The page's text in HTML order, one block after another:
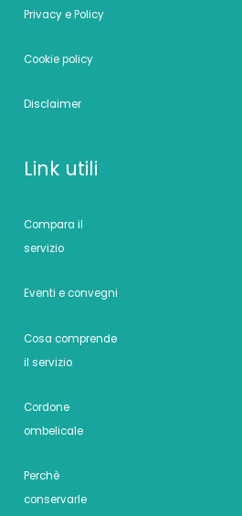
Privacy e Policy
Cookie policy
Disclaimer
Link utili
Compara il
servizio
Eventi e convegni
Cosa comprende
il servizio
Cordone
ombelicale
Perchè
conservarle